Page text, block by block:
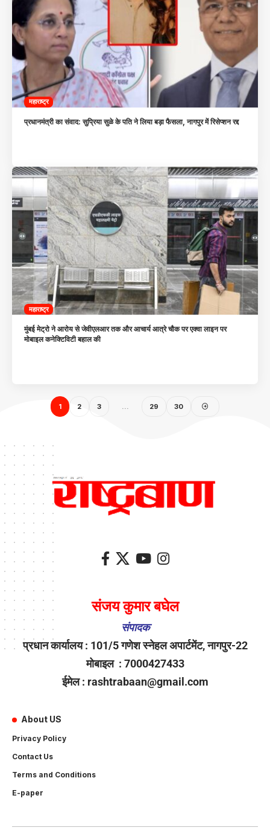
महाराष्ट्र
प्रधानमंत्री का संवाद: सुप्रिया सुळे के पति ने लिया बड़ा फैसला, नागपुर में रिसेप्शन रद्द
महाराष्ट्र
मुंबई मेट्रो ने आरोय से जेवीएलआर तक और आचार्य आत्रे चौक पर एक्वा लाइन पर
मोबाइल कनेक्टिविटी बहाल की
1 2 3 … 29 30
संजय कुमार बघेल
संपादक
प्रधान कार्यालय : 101/5 गणेश स्नेहल अपार्टमेंट, नागपुर-22
मोबाइल : 7000427433
ईमेल : rashtrabaan@gmail.com
About US
Privacy Policy
Contact Us
Terms and Conditions
E-paper